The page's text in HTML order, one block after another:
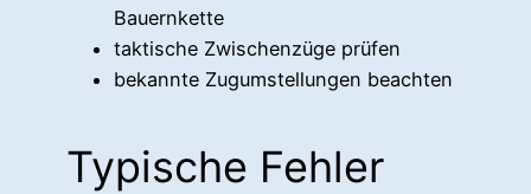
Bauernkette
taktische Zwischenzüge prüfen
bekannte Zugumstellungen beachten
Typische Fehler